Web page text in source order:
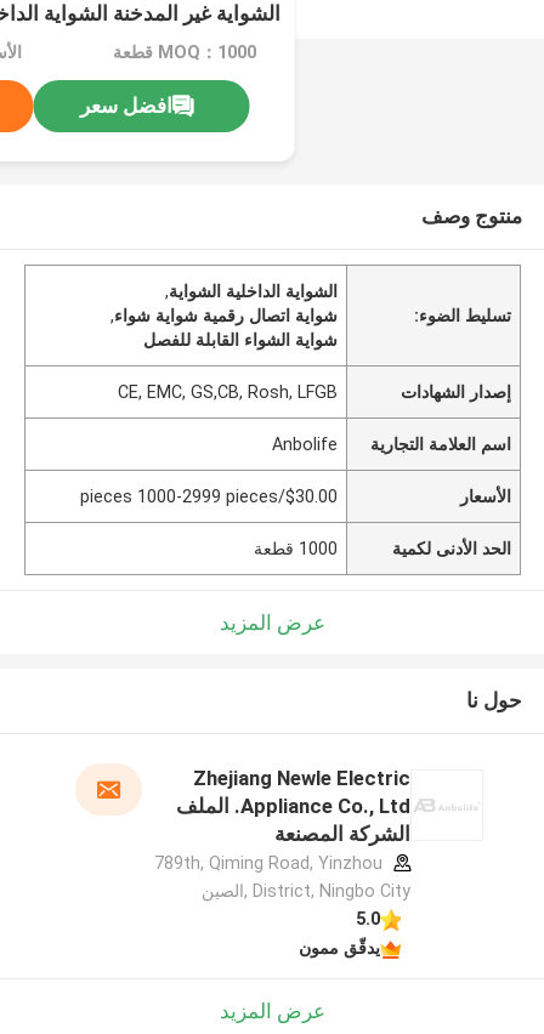
الشواية غير المدخنة الشواية
LED الشواية الرقميةMOQ：1000 قطعة
افضل سعر
منتوج وصف
تسليط الضوء:
الشواية الداخلية الشواية,
شواية اتصال رقمية شواية شواء,
شواية الشواء القابلة للفصل
إصدار الشهادات CE, EMC, GS,CB, Rosh, LFGB
اسم العلامة التجارية Anbolife
الأسعار $30.00/pieces 1000-2999 pieces
الحد الأدنى لكمية 1000 قطعة
عرض المزيد
حول نا
Zhejiang Newle Electric
Appliance Co., Ltd. الملف
الشركة المصنعة
789th, Qiming Road, Yinzhou
District, Ningbo City ,الصين
5.0
يدقّق ممون
عرض المزيد